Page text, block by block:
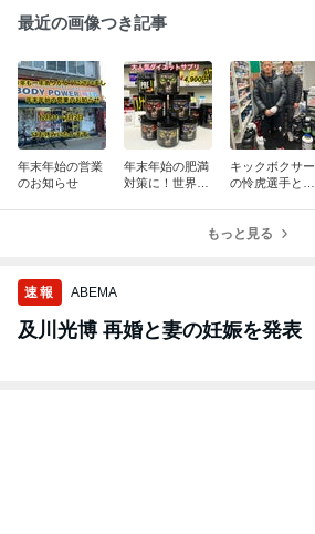
最近の画像つき記事
年末年始の営業
のお知らせ
年末年始の肥満
対策に！世界で
キックボクサー
の怜虎選手とヤ
もっと見る
速報 ABEMA
及川光博 再婚と妻の妊娠を発表